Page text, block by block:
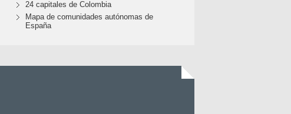
24 capitales de Colombia
Mapa de comunidades autónomas de
España